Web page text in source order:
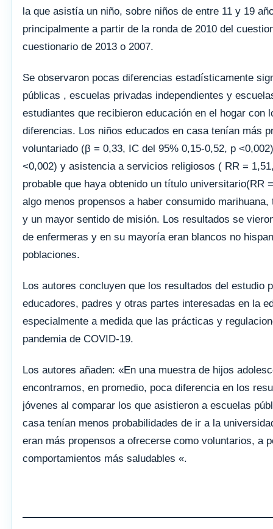
la que asistía un niño, sobre niños de entre 11 y 19
principalmente a partir de la ronda de 2010 del
cuestionario de 2013 o 2007.
Se observaron pocas diferencias estadísticamente
públicas , escuelas privadas independientes y
estudiantes que recibieron educación en el hogar
diferencias. Los niños educados en casa tenían más
voluntariado (β = 0,33, IC del 95% 0,15-0,52, p
<0,002) y asistencia a servicios religiosos ( RR =
probable que haya obtenido un título universitario(RR
algo menos propensos a haber consumido
y un mayor sentido de misión. Los resultados se
de enfermeras y en su mayoría eran blancos no
poblaciones.
Los autores concluyen que los resultados del
educadores, padres y otras partes interesadas en la
especialmente a medida que las prácticas y
pandemia de COVID-19.
Los autores añaden: «En una muestra de hijos
encontramos, en promedio, poca diferencia en los
jóvenes al comparar los que asistieron a escuelas
casa tenían menos probabilidades de ir a la
eran más propensos a ofrecerse como voluntarios, a
comportamientos más saludables «.